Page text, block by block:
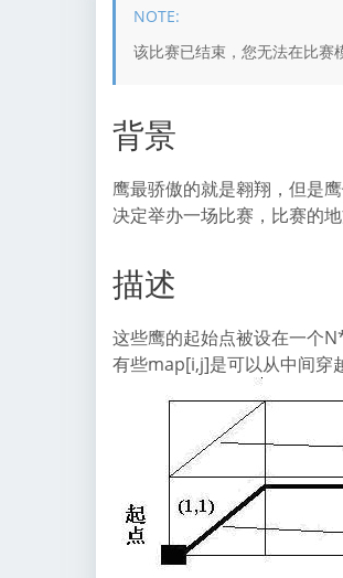
该比赛已结束，您无法在比赛
背景
鹰最骄傲的就是翱翔，但是
决定举办一场比赛，比赛的
描述
这些鹰的起始点被设在一个
有些map[i,j]是可以从中间穿